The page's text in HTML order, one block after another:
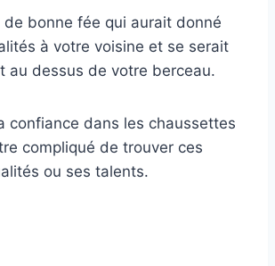
de bonne fée qui aurait donné
à votre voisine et se serait
au dessus de votre berceau.
confiance dans les chaussettes
compliqué de trouver ces
ou ses talents.